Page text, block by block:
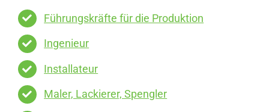
Führungskräfte für die Produktion
Ingenieur
Installateur
Maler, Lackierer, Spengler